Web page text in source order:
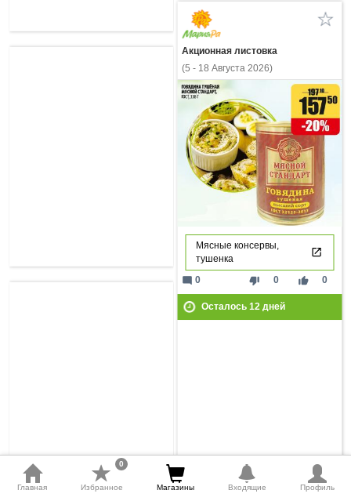
Акционная листовка
(5 - 18 Августа 2026)
Мясные консервы,
тушенка
thumb_down 0 thumb_up 0
mode_comment 0
Осталось 12 дней
Главная Избранное
0
Магазины Входящие Профиль